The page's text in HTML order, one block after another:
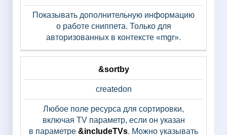
Показывать дополнительную информацию
о работе сниппета. Только для
авторизованных в контексте «mgr».
&sortby
createdon
Любое поле ресурса для сортировки,
включая TV параметр, если он указан
в параметре &includeTVs. Можно указывать